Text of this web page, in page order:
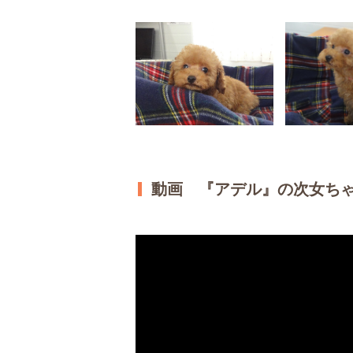
動画 『アデル』の次女ち